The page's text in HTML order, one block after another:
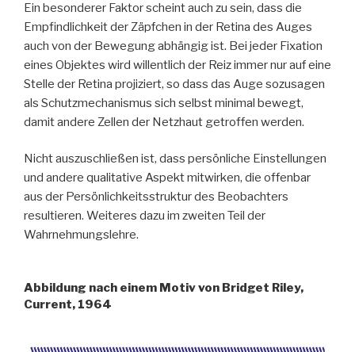
Ein besonderer Faktor scheint auch zu sein, dass die
Empfindlichkeit der Zäpfchen in der Retina des Auges
auch von der Bewegung abhängig ist. Bei jeder Fixation
eines Objektes wird willentlich der Reiz immer nur auf eine
Stelle der Retina projiziert, so dass das Auge sozusagen
als Schutzmechanismus sich selbst minimal bewegt,
damit andere Zellen der Netzhaut getroffen werden.
Nicht auszuschließen ist, dass persönliche Einstellungen
und andere qualitative Aspekt mitwirken, die offenbar
aus der Persönlichkeitsstruktur des Beobachters
resultieren. Weiteres dazu im zweiten Teil der
Wahrnehmungslehre.
Abbildung nach einem Motiv von Bridget Riley,
Current, 1964